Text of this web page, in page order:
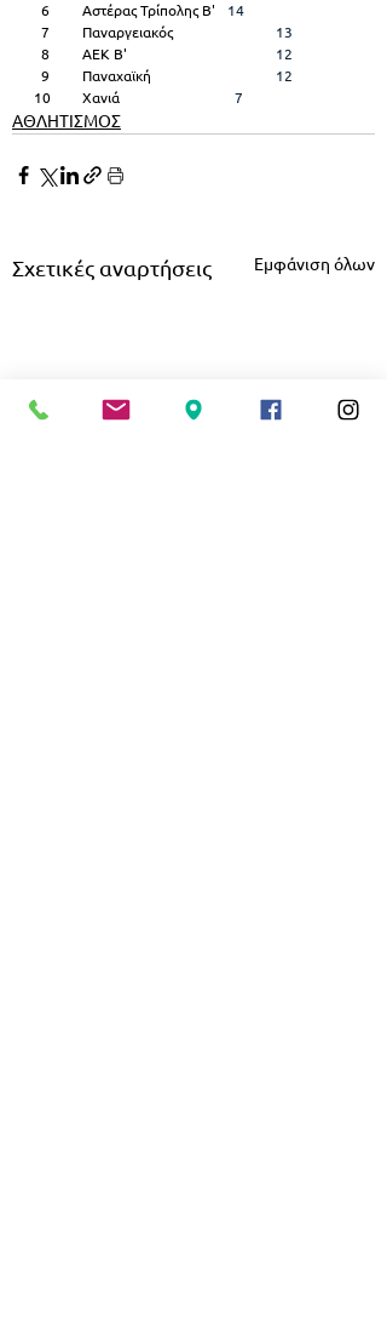
  6 	Αστέρας Τρίπολης Β'
	14
  7 	Παναργειακός
  		13
  8 	ΑΕΚ Β'
12
  9 	Παναχαϊκή
12
10 	Χανιά
  			  7
ΑΘΛΗΤΙΣΜΟΣ
Σχετικές αναρτήσεις Εμφάνιση όλων